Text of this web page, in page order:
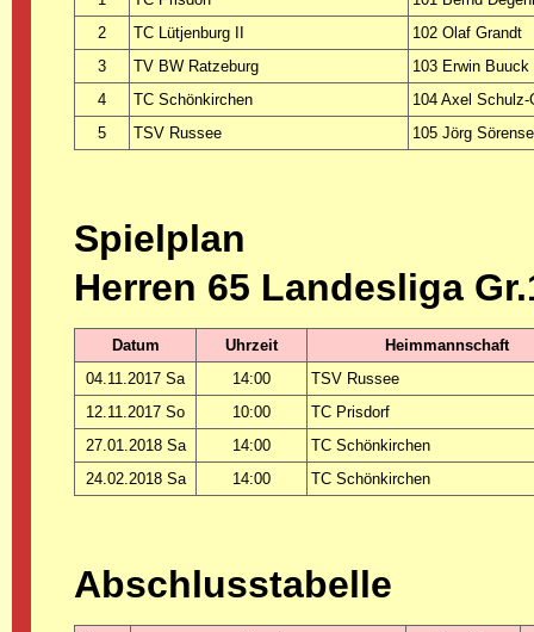
2
TC Lütjenburg II
102 Olaf Grandt
3
TV BW Ratzeburg
103 Erwin Buuck
4
TC Schönkirchen
104 Axel Schulz-
5
TSV Russee 105 Jörg
Spielplan
Herren 65 Landesliga
Datum Uhrzeit
Heimmannschaft
04.11.2017 Sa
14:00
TSV Russee
12.11.2017 So
10:00
TC Prisdorf
27.01.2018 Sa
14:00
TC Schönkirchen
24.02.2018 Sa
14:00 TC Schönkirchen
Abschlusstabelle